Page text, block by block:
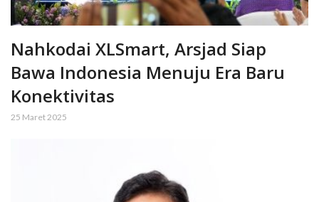
Nahkodai XLSmart, Arsjad Siap
Bawa Indonesia Menuju Era Baru
Konektivitas
25 Maret 2025